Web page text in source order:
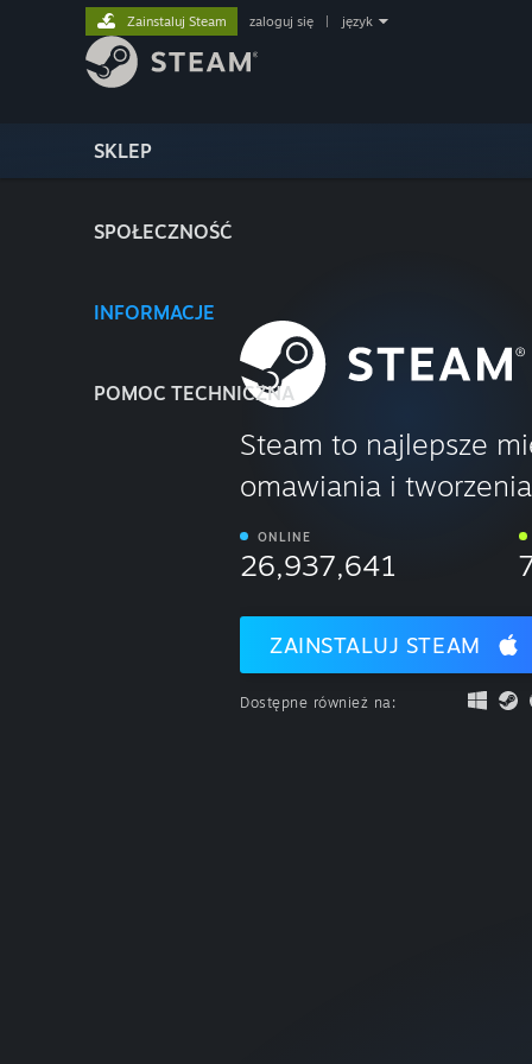
SKLEP
SPOŁECZNOŚĆ
INFORMACJE
POMOC TECHNICZNA
Zainstaluj Steam zaloguj się język
Steam to najlepsze
omawiania i
ONLINE
26,937,641
ZAINSTALUJ STEAM
Dostępne również na: